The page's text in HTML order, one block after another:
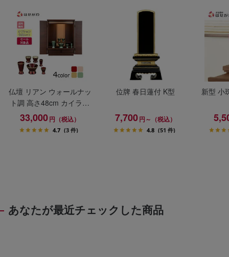
仏壇 リアン ウォールナッ
ト調 高さ48cm カイラ具
足セット
33,000円（税込）
4.7 (3 件)
位牌 春日蓮付 K型
7,700円～（税込）
4.8 (51 件)
新型 小
あなたが最近チェックした商品